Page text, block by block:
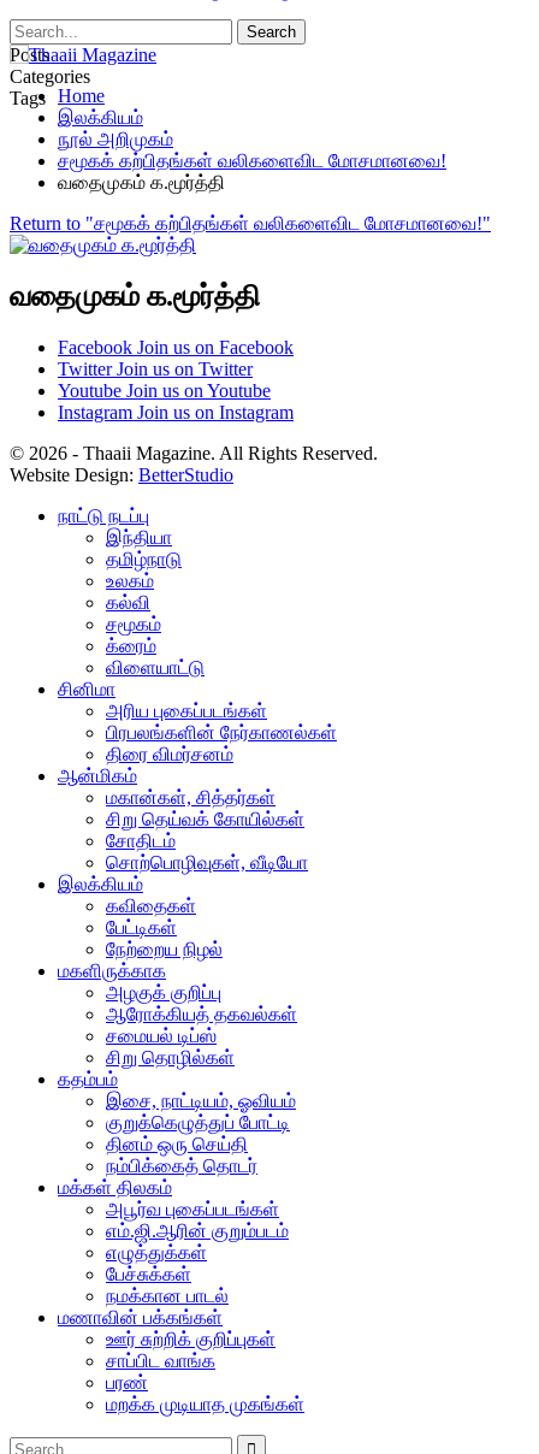
Posts
Categories
Tags Home
இலக்கியம்
நூல் அறிமுகம்
சமூகக் கற்பிதங்கள் வலிகளைவிட மோசமானவை!
வதைமுகம் க.மூர்த்தி
Return to "சமூகக் கற்பிதங்கள் வலிகளைவிட மோசமானவை!"
வதைமுகம் க.மூர்த்தி
Facebook Join us on Facebook
Twitter Join us on Twitter
Youtube Join us on Youtube
Instagram Join us on Instagram
© 2026 - Thaaii Magazine. All Rights Reserved.
Website Design: BetterStudio
நாட்டு நடப்பு
இந்தியா
தமிழ்நாடு
உலகம்
கல்வி
சமூகம்
க்ரைம்
விளையாட்டு
சினிமா
அரிய புகைப்படங்கள்
பிரபலங்களின் நேர்காணல்கள்
திரை விமர்சனம்
ஆன்மிகம்
மகான்கள், சித்தர்கள்
சிறு தெய்வக் கோயில்கள்
சோதிடம்
சொற்பொழிவுகள், வீடியோ
இலக்கியம்
கவிதைகள்
பேட்டிகள்
நேற்றைய நிழல்
மகளிருக்காக
அழகுக் குறிப்பு
ஆரோக்கியத் தகவல்கள்
சமையல் டிப்ஸ்
சிறு தொழில்கள்
கதம்பம்
இசை, நாட்டியம், ஓவியம்
குறுக்கெழுத்துப் போட்டி
தினம் ஒரு செய்தி
நம்பிக்கைத் தொடர்
மக்கள் திலகம்
அபூர்வ புகைப்படங்கள்
எம்.ஜி.ஆரின் குறும்படம்
எழுத்துக்கள்
பேச்சுக்கள்
நமக்கான பாடல்
மணாவின் பக்கங்கள்
ஊர் சுற்றிக் குறிப்புகள்
சாப்பிட வாங்க
பரண்
மறக்க முடியாத முகங்கள்